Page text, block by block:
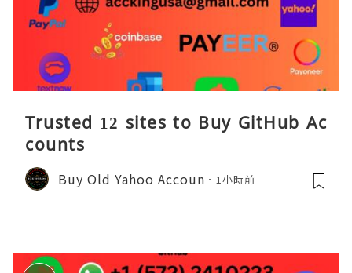
Trusted 12 sites to Buy GitHub Ac
counts
Buy Old Yahoo Accoun 1小時前